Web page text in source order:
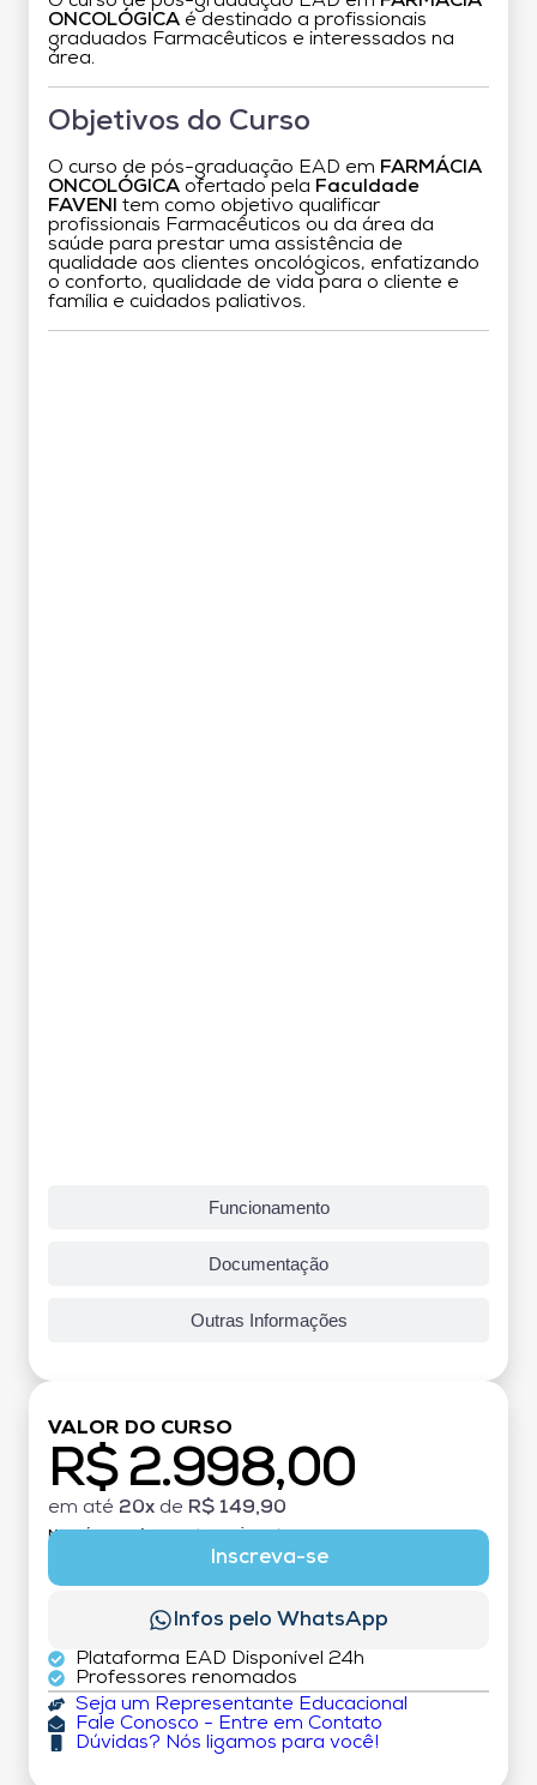
ONCOLÓGICA é destinado a profissionais
graduados Farmacêuticos e interessados na
área.
Objetivos do Curso
O curso de pós-graduação EAD em FARMÁCIA
ONCOLÓGICA ofertado pela Faculdade
FAVENI
tem como objetivo qualificar
profissionais Farmacêuticos ou da área da
saúde para prestar uma assistência de
qualidade aos clientes oncológicos, enfatizando
o conforto, qualidade de vida para o cliente e
família e cuidados paliativos.
Funcionamento
Documentação
Outras Informações
VALOR DO CURSO
R$ 2.998,00
em até 20x de R$ 149,90
MATRÍCULA:
Inscreva-se
Infos pelo WhatsApp
Plataforma EAD Disponível 24h
Professores renomados
Seja um Representante Educacional
Fale Conosco - Entre em Contato
Dúvidas? Nós ligamos para você!